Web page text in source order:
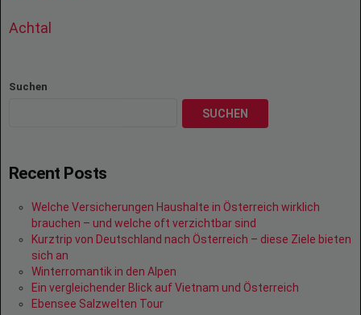
Achtal
Suchen
SUCHEN
Recent Posts
Welche Versicherungen Haushalte in Österreich wirklich
brauchen – und welche oft verzichtbar sind
Kurztrip von Deutschland nach Österreich – diese Ziele bieten
sich an
Winterromantik in den Alpen
Ein vergleichender Blick auf Vietnam und Österreich
Ebensee Salzwelten Tour